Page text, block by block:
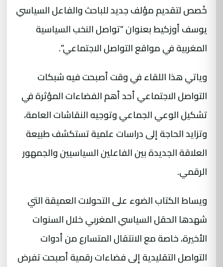
خُصص لتقديم مؤلف جديد للباحث والفاعل السياسي
يوسف أوزكيط بعنوان “تواصل النخب السياسية
المغربية في مواقع التواصل الاجتماعي”.
وياتي هذا اللقاء في وقت أصبحت فيه شبكات
التواصل الاجتماعي أحد أهم الفضاءات المؤثرة في
تشكيل الوعي الجماعي وتوجيه النقاشات العامة،
وتزايد الحاجة إلى دراسات علمية تستكشف طبيعة
العلاقة الجديدة بين الفاعلين السياسيين والجمهور
الرقمي.
ويساط الكتاب الضوء على التحولات العميقة التي
شهدها الحقل السياسي المغربي خلال السنوات
الأخيرة، خاصة مع الانتقال المتسارع من أدوات
التواصل التقليدية إلى فضاءات رقمية أصبحت تفرض